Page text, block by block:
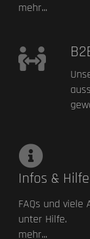
mehr...
Infos & Hilfe
FAQs und viele
unter Hilfe.
mehr...